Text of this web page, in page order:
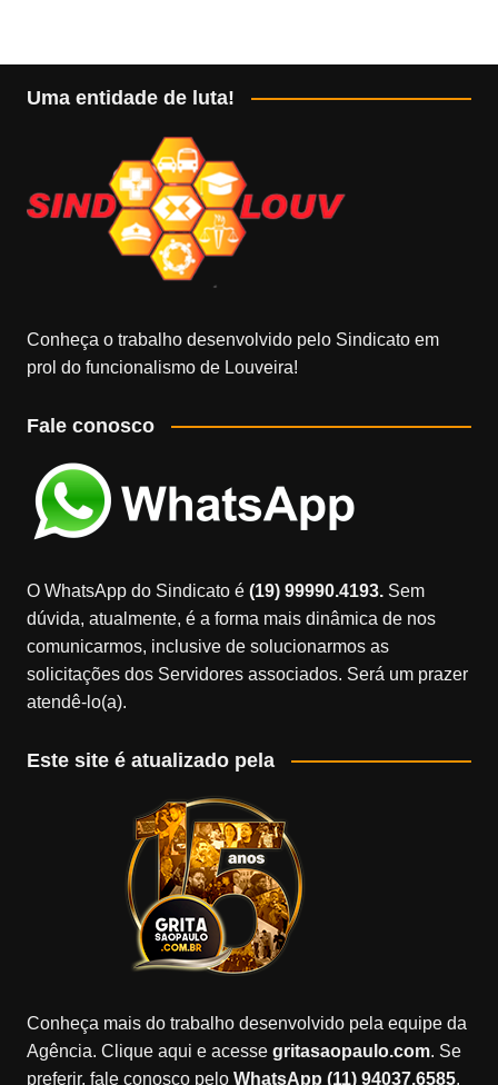
Uma entidade de luta!
Conheça o trabalho desenvolvido pelo Sindicato em
prol do funcionalismo de Louveira!
Fale conosco
O WhatsApp do Sindicato é(19) 99990.4193.Sem
dúvida, atualmente, é a forma mais dinâmica de nos
comunicarmos, inclusive de solucionarmos as
solicitações dos Servidores associados. Será um prazer
atendê-lo(a).
Este site é atualizado pela
Conheça mais do trabalho desenvolvido pela equipe da
Agência. Clique aqui e acesse gritasaopaulo.com. Se
preferir, fale conosco peloWhatsApp (11) 94037.6585.